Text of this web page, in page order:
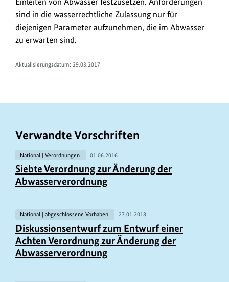
s
sind in die wasserrechtliche Zulassung nur für
diejenigen Parameter aufzunehmen, die im Abwasser
zu erwarten sind.
Aktualisierungsdatum: 29.03.2017
Verwandte Vorschriften
National | Verordnungen 01.06.2016
Siebte Verordnung zur Änderung der
Abwasserverordnung
National | abgeschlossene Vorhaben 27.01.2018
Diskussionsentwurf zum Entwurf einer
Achten Verordnung zur Änderung der
Abwasserverordnung